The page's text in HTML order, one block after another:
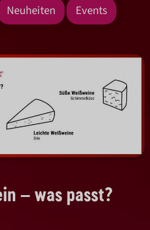
Neuheiten Events
– was passt?